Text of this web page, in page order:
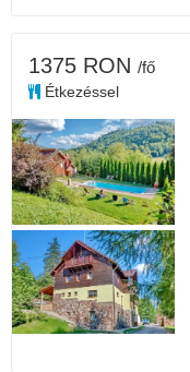
1375 RON /fő
Étkezéssel